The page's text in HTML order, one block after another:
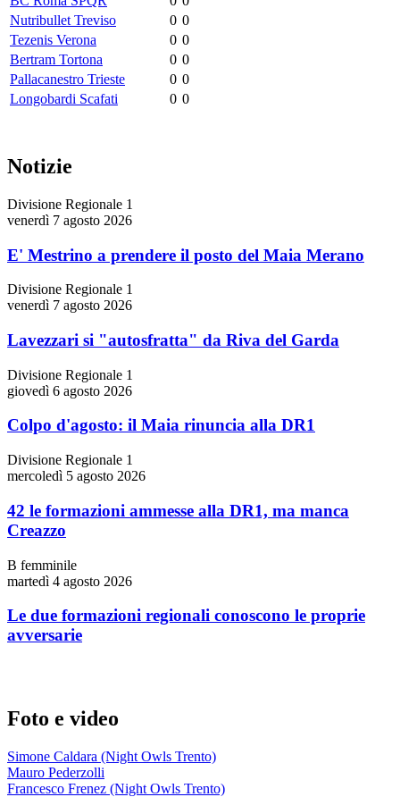
Nutribullet Treviso
0 0
Tezenis Verona
0 0
Bertram Tortona
0 0
Pallacanestro Trieste
0 0
Longobardi Scafati
0 0
Notizie
Divisione Regionale 1
venerdì 7 agosto 2026
E' Mestrino a prendere il posto del Maia Merano
Divisione Regionale 1
venerdì 7 agosto 2026
Lavezzari si "autosfratta" da Riva del Garda
Divisione Regionale 1
giovedì 6 agosto 2026
Colpo d'agosto: il Maia rinuncia alla DR1
Divisione Regionale 1
mercoledì 5 agosto 2026
42 le formazioni ammesse alla DR1, ma manca
Creazzo
B femminile
martedì 4 agosto 2026
Le due formazioni regionali conoscono le proprie
avversarie
Foto e video
Simone Caldara (Night Owls Trento)
Mauro Pederzolli
Francesco Frenez (Night Owls Trento)